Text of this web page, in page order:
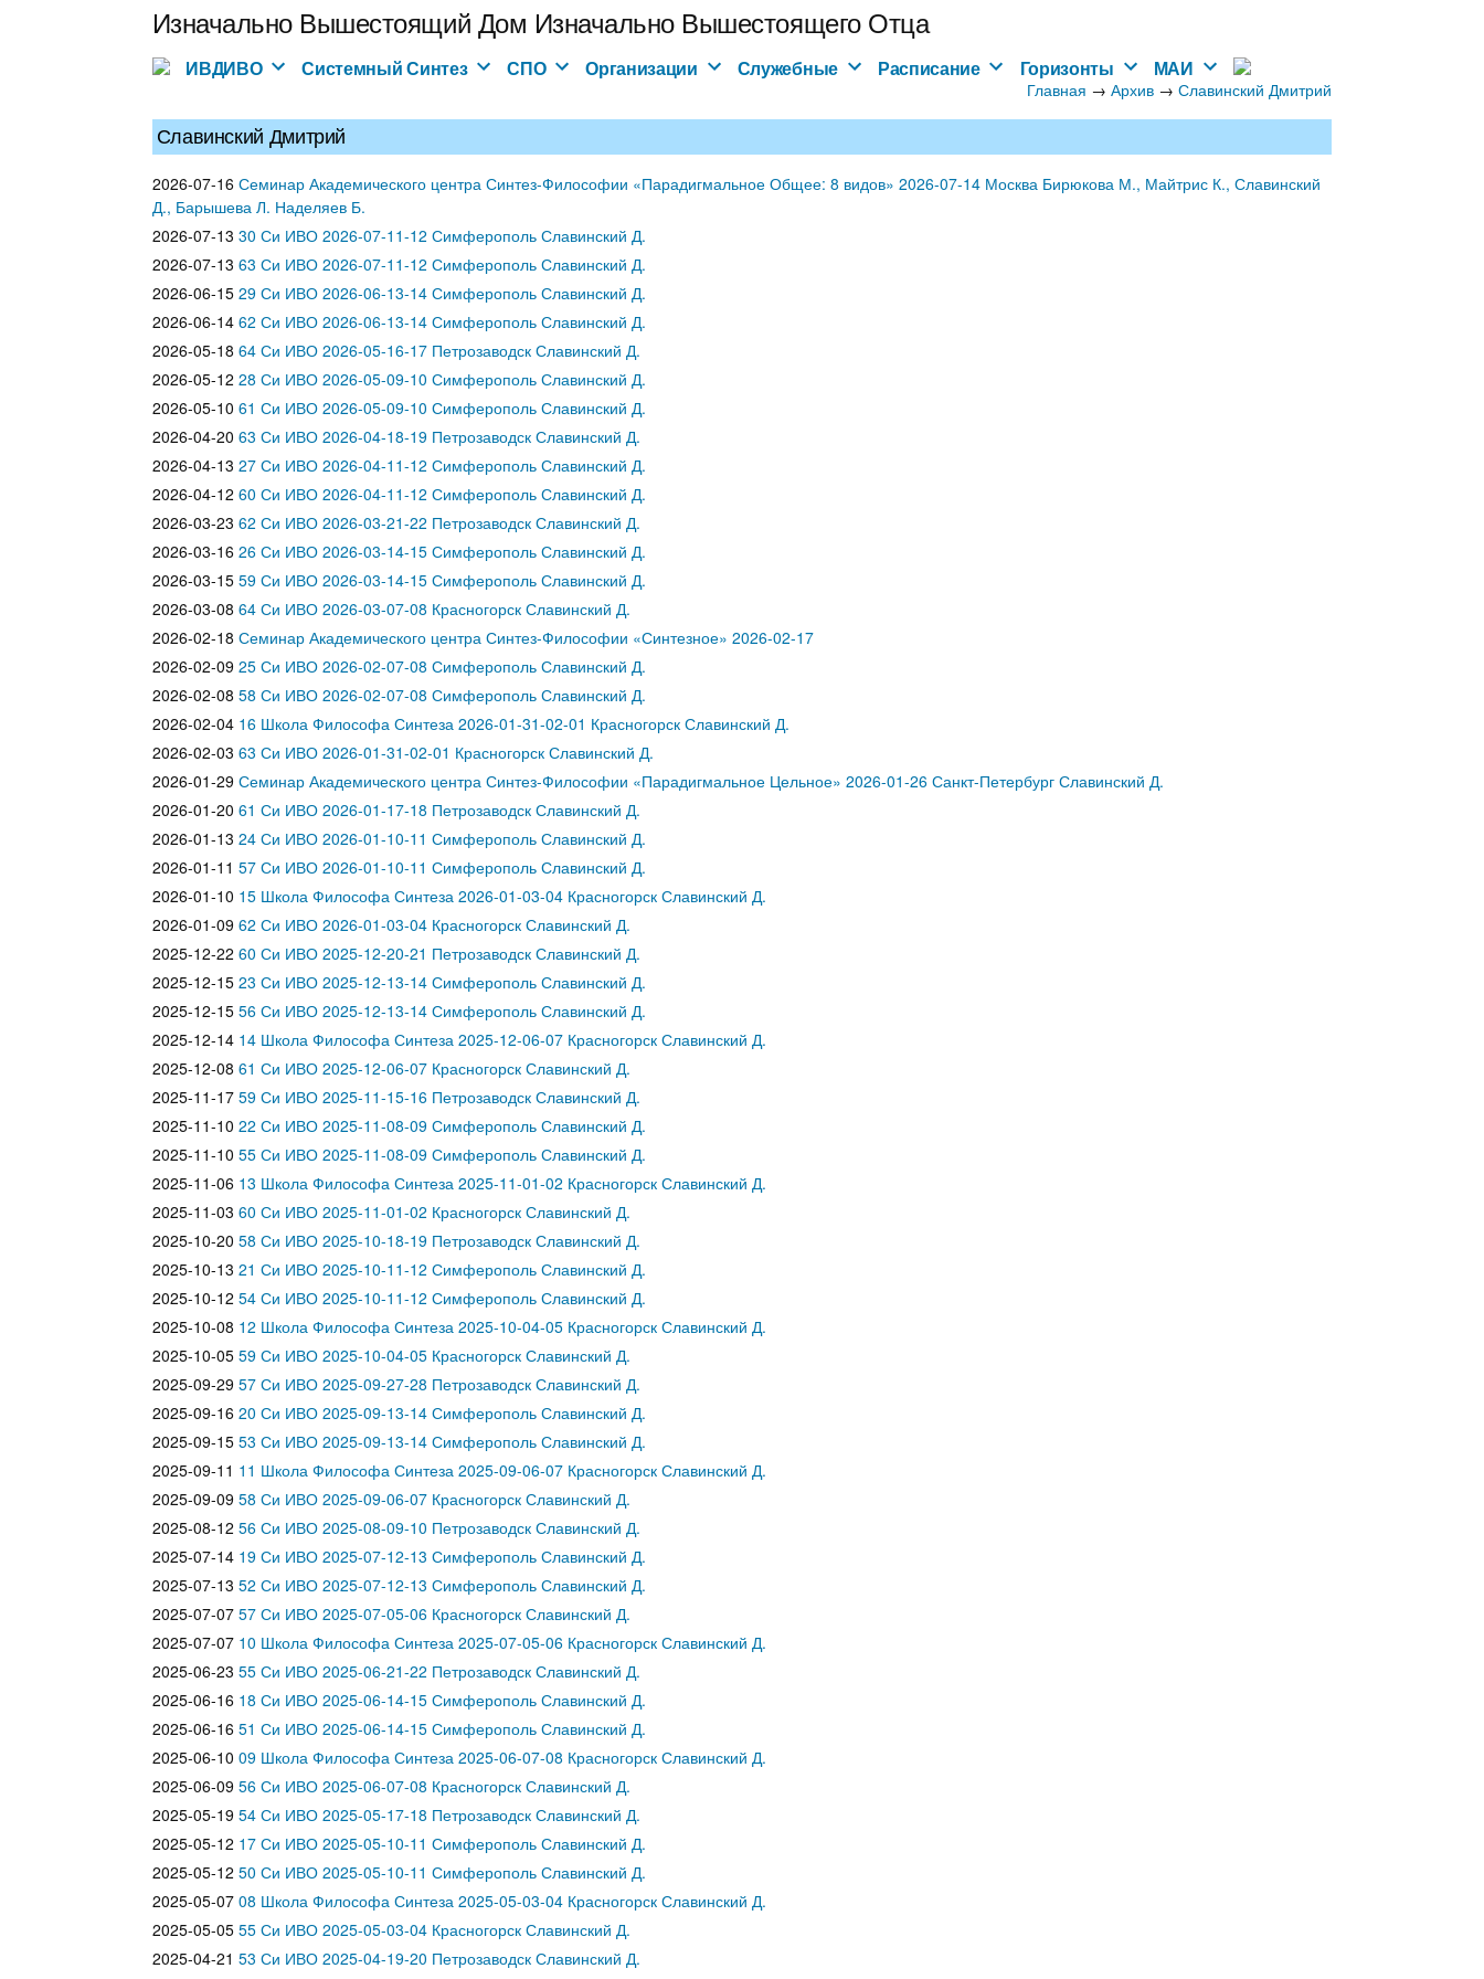
Перейти
к
содержимому
Изначально Вышестоящий Дом Изначально Вышестоящего Отца
ИВДИВО Системный Синтез СПО Организации Служебные Расписание Горизонты МАИ
Главная →Архив →Славинский Дмитрий
Славинский Дмитрий
2026-07-16 Семинар Академического центра Синтез-Философии «Парадигмальное Общее: 8 видов» 2026-07-14 Москва Бирюкова М., Майтрис К., Славинский
Д., Барышева Л. Наделяев Б.
2026-07-13 30 Си ИВО 2026-07-11-12 Симферополь Славинский Д.
2026-07-13 63 Си ИВО 2026-07-11-12 Симферополь Славинский Д.
2026-06-15 29 Си ИВО 2026-06-13-14 Симферополь Славинский Д.
2026-06-14 62 Си ИВО 2026-06-13-14 Симферополь Славинский Д.
2026-05-18 64 Си ИВО 2026-05-16-17 Петрозаводск Славинский Д.
2026-05-12 28 Си ИВО 2026-05-09-10 Симферополь Славинский Д.
2026-05-10 61 Си ИВО 2026-05-09-10 Симферополь Славинский Д.
2026-04-20 63 Си ИВО 2026-04-18-19 Петрозаводск Славинский Д.
2026-04-13 27 Си ИВО 2026-04-11-12 Симферополь Славинский Д.
2026-04-12 60 Си ИВО 2026-04-11-12 Симферополь Славинский Д.
2026-03-23 62 Си ИВО 2026-03-21-22 Петрозаводск Славинский Д.
2026-03-16 26 Си ИВО 2026-03-14-15 Симферополь Славинский Д.
2026-03-15 59 Си ИВО 2026-03-14-15 Симферополь Славинский Д.
2026-03-08 64 Си ИВО 2026-03-07-08 Красногорск Славинский Д.
2026-02-18 Семинар Академического центра Синтез-Философии «Синтезное» 2026-02-17
2026-02-09 25 Си ИВО 2026-02-07-08 Симферополь Славинский Д.
2026-02-08 58 Си ИВО 2026-02-07-08 Симферополь Славинский Д.
2026-02-04 16 Школа Философа Синтеза 2026-01-31-02-01 Красногорск Славинский Д.
2026-02-03 63 Си ИВО 2026-01-31-02-01 Красногорск Славинский Д.
2026-01-29 Семинар Академического центра Синтез-Философии «Парадигмальное Цельное» 2026-01-26 Санкт-Петербург Славинский Д.
2026-01-20 61 Си ИВО 2026-01-17-18 Петрозаводск Славинский Д.
2026-01-13 24 Си ИВО 2026-01-10-11 Симферополь Славинский Д.
2026-01-11 57 Си ИВО 2026-01-10-11 Симферополь Славинский Д.
2026-01-10 15 Школа Философа Синтеза 2026-01-03-04 Красногорск Славинский Д.
2026-01-09 62 Си ИВО 2026-01-03-04 Красногорск Славинский Д.
2025-12-22 60 Си ИВО 2025-12-20-21 Петрозаводск Славинский Д.
2025-12-15 23 Си ИВО 2025-12-13-14 Симферополь Славинский Д.
2025-12-15 56 Си ИВО 2025-12-13-14 Симферополь Славинский Д.
2025-12-14 14 Школа Философа Синтеза 2025-12-06-07 Красногорск Славинский Д.
2025-12-08 61 Си ИВО 2025-12-06-07 Красногорск Славинский Д.
2025-11-17 59 Си ИВО 2025-11-15-16 Петрозаводск Славинский Д.
2025-11-10 22 Си ИВО 2025-11-08-09 Симферополь Славинский Д.
2025-11-10 55 Си ИВО 2025-11-08-09 Симферополь Славинский Д.
2025-11-06 13 Школа Философа Синтеза 2025-11-01-02 Красногорск Славинский Д.
2025-11-03 60 Си ИВО 2025-11-01-02 Красногорск Славинский Д.
2025-10-20 58 Си ИВО 2025-10-18-19 Петрозаводск Славинский Д.
2025-10-13 21 Си ИВО 2025-10-11-12 Симферополь Славинский Д.
2025-10-12 54 Си ИВО 2025-10-11-12 Симферополь Славинский Д.
2025-10-08 12 Школа Философа Синтеза 2025-10-04-05 Красногорск Славинский Д.
2025-10-05 59 Си ИВО 2025-10-04-05 Красногорск Славинский Д.
2025-09-29 57 Си ИВО 2025-09-27-28 Петрозаводск Славинский Д.
2025-09-16 20 Си ИВО 2025-09-13-14 Симферополь Славинский Д.
2025-09-15 53 Си ИВО 2025-09-13-14 Симферополь Славинский Д.
2025-09-11 11 Школа Философа Синтеза 2025-09-06-07 Красногорск Славинский Д.
2025-09-09 58 Си ИВО 2025-09-06-07 Красногорск Славинский Д.
2025-08-12 56 Си ИВО 2025-08-09-10 Петрозаводск Славинский Д.
2025-07-14 19 Си ИВО 2025-07-12-13 Симферополь Славинский Д.
2025-07-13 52 Си ИВО 2025-07-12-13 Симферополь Славинский Д.
2025-07-07 57 Си ИВО 2025-07-05-06 Красногорск Славинский Д.
2025-07-07 10 Школа Философа Синтеза 2025-07-05-06 Красногорск Славинский Д.
2025-06-23 55 Си ИВО 2025-06-21-22 Петрозаводск Славинский Д.
2025-06-16 18 Си ИВО 2025-06-14-15 Симферополь Славинский Д.
2025-06-16 51 Си ИВО 2025-06-14-15 Симферополь Славинский Д.
2025-06-10 09 Школа Философа Синтеза 2025-06-07-08 Красногорск Славинский Д.
2025-06-09 56 Си ИВО 2025-06-07-08 Красногорск Славинский Д.
2025-05-19 54 Си ИВО 2025-05-17-18 Петрозаводск Славинский Д.
2025-05-12 17 Си ИВО 2025-05-10-11 Симферополь Славинский Д.
2025-05-12 50 Си ИВО 2025-05-10-11 Симферополь Славинский Д.
2025-05-07 08 Школа Философа Синтеза 2025-05-03-04 Красногорск Славинский Д.
2025-05-05 55 Си ИВО 2025-05-03-04 Красногорск Славинский Д.
2025-04-21 53 Си ИВО 2025-04-19-20 Петрозаводск Славинский Д.